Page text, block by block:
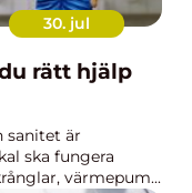
30. jul
sanitet är
ska fungera
värmepum...